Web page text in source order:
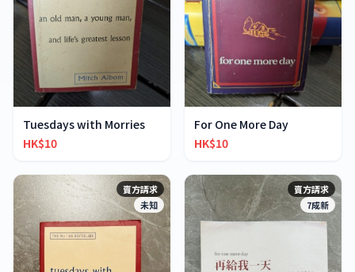
Tuesdays with Morries
HK$10
For One More Day
HK$10
賣方請求
未知
賣方請求
7成新